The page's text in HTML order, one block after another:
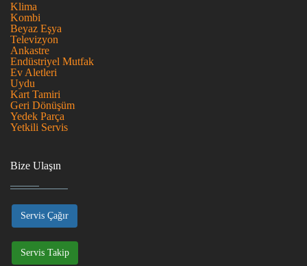
Klima
Kombi
Beyaz Eşya
Televizyon
Ankastre
Endüstriyel Mutfak
Ev Aletleri
Uydu
Kart Tamiri
Geri Dönüşüm
Yedek Parça
Yetkili Servis
Bize Ulaşın
Servis Çağır
Servis Takip